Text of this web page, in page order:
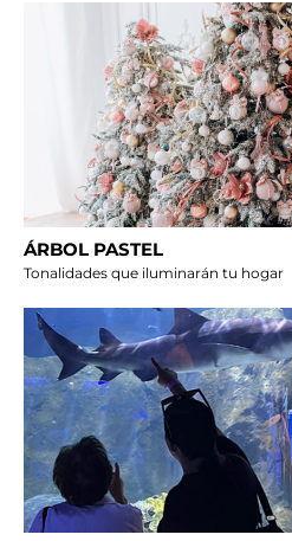
ÁRBOL PASTEL
Tonalidades que iluminarán tu hogar